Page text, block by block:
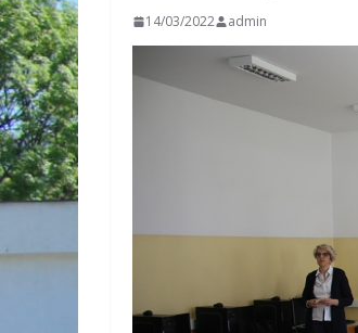
14/03/2022 admin